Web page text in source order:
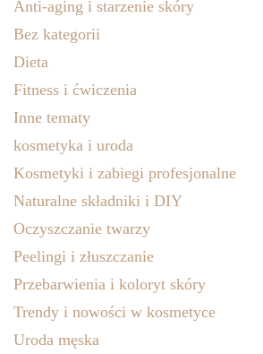
Anti-aging i starzenie skóry
Bez kategorii
Dieta
Fitness i ćwiczenia
Inne tematy
kosmetyka i uroda
Kosmetyki i zabiegi profesjonalne
Naturalne składniki i DIY
Oczyszczanie twarzy
Peelingi i złuszczanie
Przebarwienia i koloryt skóry
Trendy i nowości w kosmetyce
Uroda męska